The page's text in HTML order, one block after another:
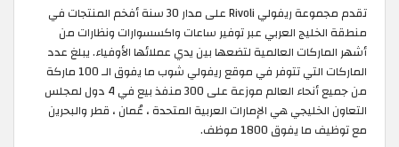
تقدم مجموعة ريفولي Rivoli على مدار 30 سنة أفخم المنتجات في
منطقة الخليج العربي عبر توفير ساعات واكسسوارات ونظارات من
أشهر الماركات العالمية لتضعها بين يدي عملائها الأوفياء. يبلغ عدد
الماركات التي تتوفر في موقع ريفولي شوب ما يفوق الـ 100 ماركة
من جميع أنحاء العالم موزعة على 300 منفذ بيع في 4 دول لمجلس
التعاون الخليجي هي الإمارات العربية المتحدة ، عُمان ، قطر والبحرين
مع توظيف ما يفوق 1800 موظف.